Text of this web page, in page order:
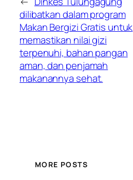
dilibatkan dalam program
Makan Bergizi Gratis untuk
memastikan nilai gizi
terpenuhi, bahan pangan
aman, dan penjamah
makanannya sehat.
MORE POSTS